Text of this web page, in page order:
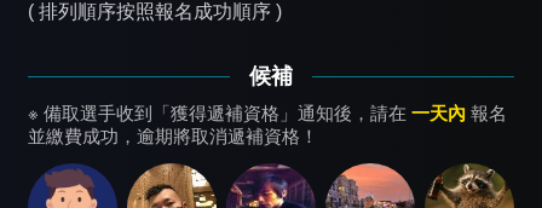
( 排列順序按照報名成功順序 )
候補
※ 備取選手收到「獲得遞補資格」通知後，請在 一天內 報名
並繳費成功，逾期將取消遞補資格！